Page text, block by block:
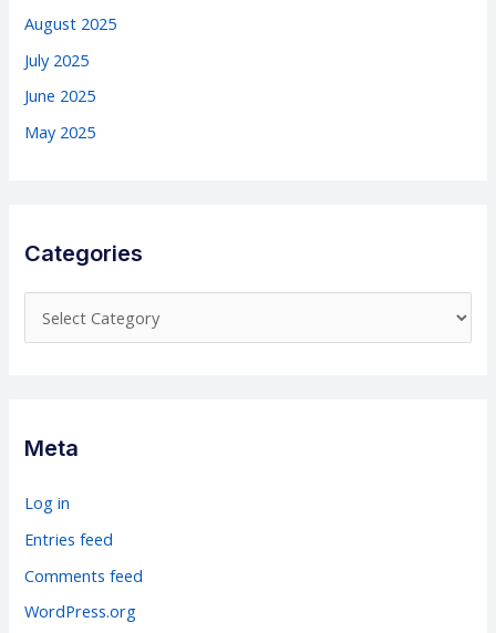
August 2025
July 2025
June 2025
May 2025
Categories
a
g
r
i
Meta
Log in
Entries feed
Comments feed
WordPress.org